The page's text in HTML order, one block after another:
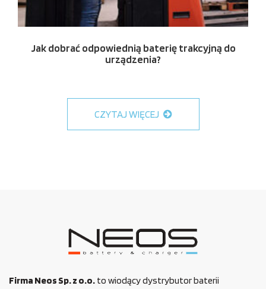
Jak dobrać odpowiednią baterię trakcyjną do
urządzenia?
CZYTAJ WIĘCEJ
Firma Neos Sp. z o.o. to wiodący dystrybutor baterii